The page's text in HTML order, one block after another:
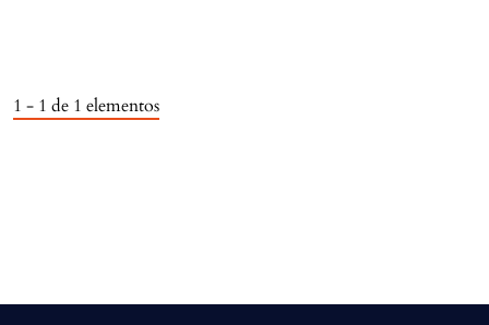
1 - 1 de 1 elementos